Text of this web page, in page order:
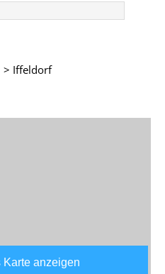
> Iffeldorf
Karte anzeigen